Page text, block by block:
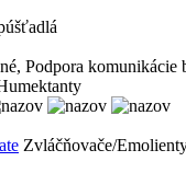
Podpora komunikácie
Zvláčňovače/